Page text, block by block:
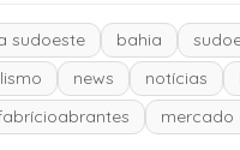
sudoeste bahia
news notícias
mercado